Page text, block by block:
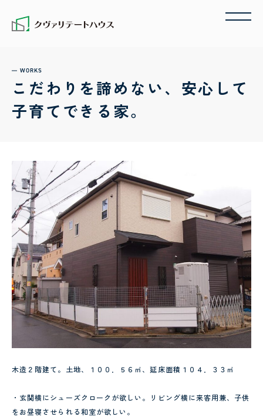
WORKS
こだわりを諦めない、安心して
子育てできる家。
木造２階建て。土地、１００．５６㎡、延床面積１０４．３３㎡
・玄関横にシューズクロークが欲しい。リビング横に来客用兼、子供
をお昼寝させられる和室が欲しい。